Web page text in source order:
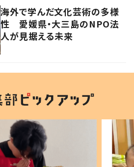
海外で学んだ文化芸術の多様
性 愛媛県・大三島のNPO法
人が見据える未来